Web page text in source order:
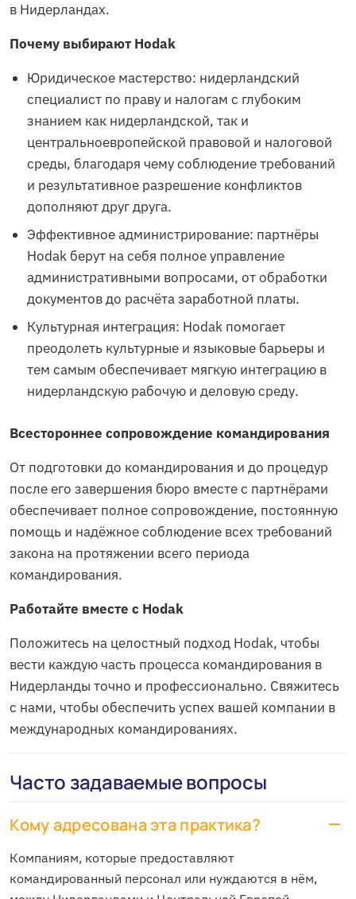
в Нидерландах.
Почему выбирают Hodak
Юридическое мастерство: нидерландский
специалист по праву и налогам с глубоким
знанием как нидерландской, так и
центральноевропейской правовой и налоговой
среды, благодаря чему соблюдение требований
и результативное разрешение конфликтов
дополняют друг друга.
Эффективное администрирование: партнёры
Hodak берут на себя полное управление
административными вопросами, от обработки
документов до расчёта заработной платы.
Культурная интеграция: Hodak помогает
преодолеть культурные и языковые барьеры и
тем самым обеспечивает мягкую интеграцию в
нидерландскую рабочую и деловую среду.
Всестороннее сопровождение командирования
От подготовки до командирования и до процедур
после его завершения бюро вместе с партнёрами
обеспечивает полное сопровождение, постоянную
помощь и надёжное соблюдение всех требований
закона на протяжении всего периода
командирования.
Работайте вместе с Hodak
Положитесь на целостный подход Hodak, чтобы
вести каждую часть процесса командирования в
Нидерланды точно и профессионально. Свяжитесь
с нами, чтобы обеспечить успех вашей компании в
международных командированиях.
Часто задаваемые вопросы
Кому адресована эта практика?
Компаниям, которые предоставляют
командированный персонал или нуждаются в нём,